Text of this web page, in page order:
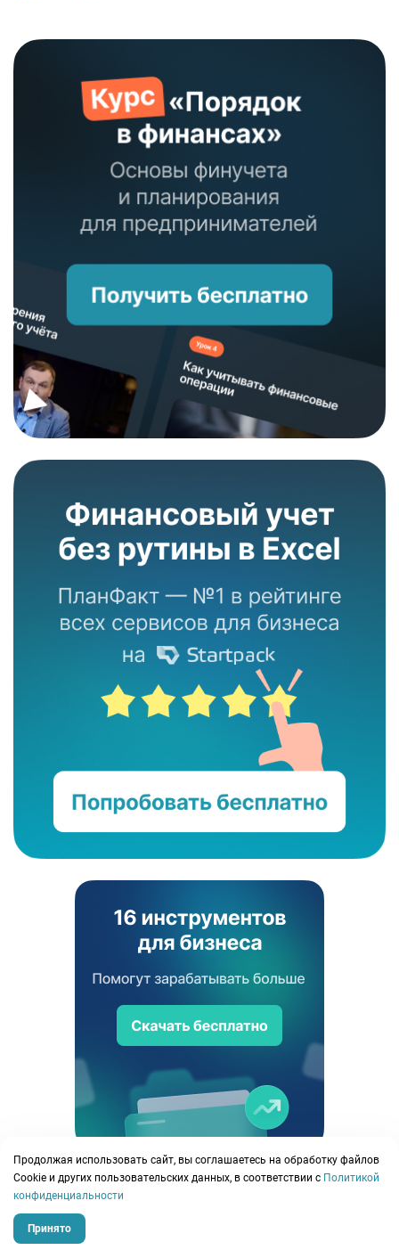
Продолжая использовать сайт, вы соглашаетесь на обработку файлов
Сookie и других пользовательских данных, в соответствии с Политикой
конфиденциальности
Принято